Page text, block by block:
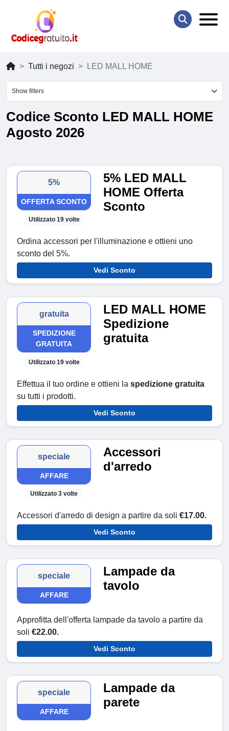
Tutti i negozi LED MALL HOME
Show filters
Codice Sconto LED MALL HOME
Agosto 2026
5%
OFFERTA SCONTO
Utilizzato 19 volte
5% LED MALL
HOME Offerta
Sconto
Ordina accessori per l'illuminazione e ottieni uno
sconto del 5%.
Vedi Sconto
gratuita
SPEDIZIONE
GRATUITA
Utilizzato 19 volte
LED MALL HOME
Spedizione
gratuita
Effettua il tuo ordine e ottieni la spedizione gratuita
su tutti i prodotti.
Vedi Sconto
speciale
AFFARE
Utilizzato 3 volte
Accessori
d'arredo
Accessori d'arredo di design a partire da soli €17.00.
Vedi Sconto
speciale
AFFARE
Lampade da
tavolo
Approfitta dell'offerta lampade da tavolo a partire da
soli €22.00.
Vedi Sconto
speciale
AFFARE
Lampade da
parete